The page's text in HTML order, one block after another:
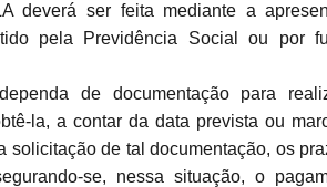
deverá ser feita mediante a
pela Previdência Social ou por
de documentação para
la, a contar da data prevista ou
solicitação de tal documentação, os
se, nessa situação, o